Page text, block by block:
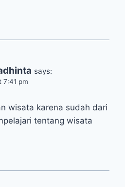
says:
7:41 pm
wisata karena sudah dari
tentang wisata